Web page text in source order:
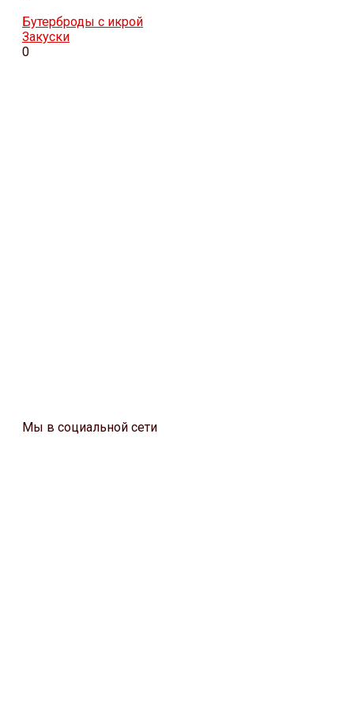
Бутерброды с икрой
Закуски
0
Мы в социальной сети